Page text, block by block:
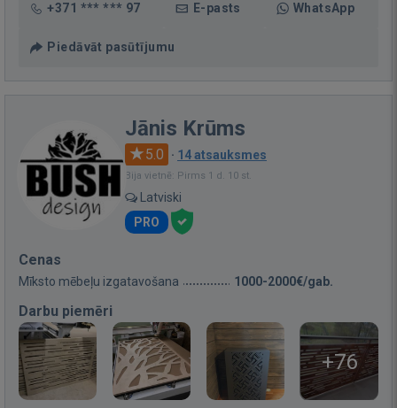
+371 *** *** 97 E-pasts WhatsApp
Piedāvāt pasūtījumu
Jānis Krūms
5.0 · 14 atsauksmes
Bija vietnē: Pirms 1 d. 10 st.
Latviski
PRO
Cenas
Mīksto mēbeļu izgatavošana 1000-2000€/gab.
Darbu piemēri
+76